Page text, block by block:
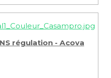
régulation - Acova